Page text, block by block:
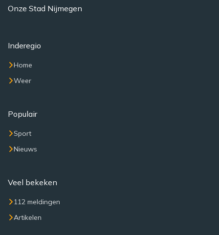
Onze Stad Nijmegen
Inderegio
Home
Weer
Populair
Sport
Nieuws
Veel bekeken
112 meldingen
Artikelen